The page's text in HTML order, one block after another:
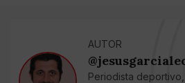
AUTOR
Periodista